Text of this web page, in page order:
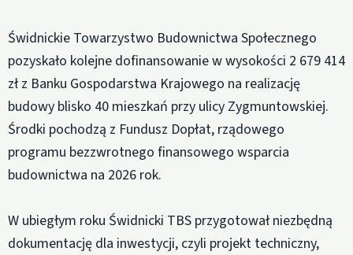
Świdnickie Towarzystwo Budownictwa Społecznego
pozyskało kolejne dofinansowanie w wysokości 2 679 414
zł z Banku Gospodarstwa Krajowego na realizację
budowy blisko 40 mieszkań przy ulicy Zygmuntowskiej.
Środki pochodzą z Fundusz Dopłat, rządowego
programu bezzwrotnego finansowego wsparcia
budownictwa na 2026 rok.
W ubiegłym roku Świdnicki TBS przygotował niezbędną
dokumentację dla inwestycji, czyli projekt techniczny,